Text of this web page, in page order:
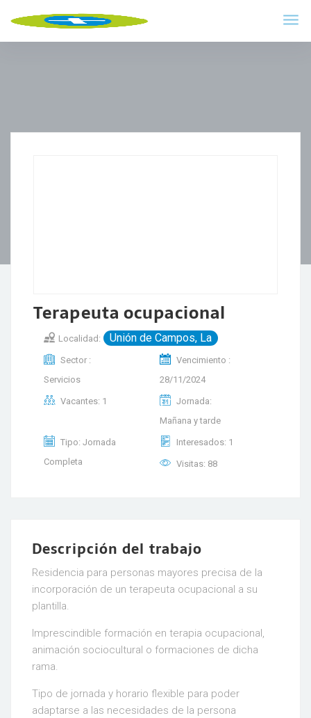
Terapeuta ocupacional
Localidad: Unión de Campos, La
Sector :
Servicios
Vencimiento :
28/11/2024
Vacantes: 1
Jornada:
Mañana y tarde
Tipo: Jornada
Completa
Interesados: 1
Visitas: 88
Descripción del trabajo
Residencia para personas mayores precisa de la
incorporación de un terapeuta ocupacional a su
plantilla.
Imprescindible formación en terapia ocupacional,
animación sociocultural o formaciones de dicha
rama.
Tipo de jornada y horario flexible para poder
adaptarse a las necesidades de la persona